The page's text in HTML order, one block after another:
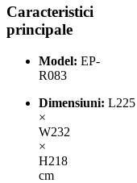
Caracteristici
principale
Model: EP-
R083
Dimensiuni: L225
×
W232
×
H218
cm